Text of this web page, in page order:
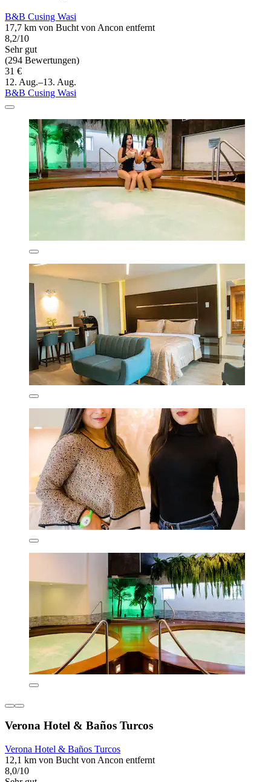
B&B Cusing Wasi
17,7 km von Bucht von Ancon entfernt
8,2/10
Sehr gut
(294 Bewertungen)
31 €
12. Aug.–13. Aug.
B&B Cusing Wasi
Verona Hotel & Baños Turcos
Verona Hotel & Baños Turcos
12,1 km von Bucht von Ancon entfernt
8,0/10